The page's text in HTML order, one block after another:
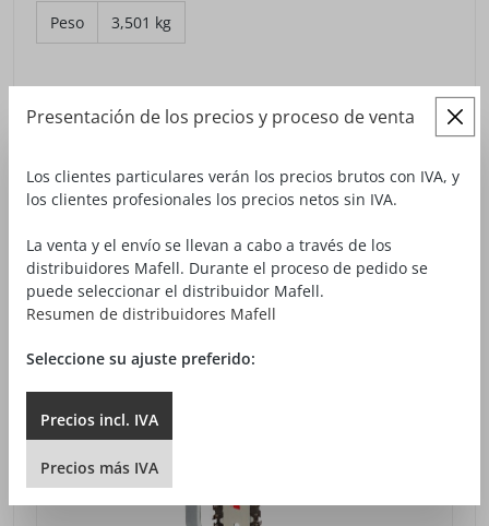
Peso 3,501 kg
ES UN ACCESORIO DE:
Presentación de los precios y proceso de venta
Los clientes particulares verán los precios brutos con IVA, y
los clientes profesionales los precios netos sin IVA.
La venta y el envío se llevan a cabo a través de los
distribuidores Mafell. Durante el proceso de pedido se
puede seleccionar el distribuidor Mafell.
Resumen de distribuidores Mafell
Seleccione su ajuste preferido:
Precios incl. IVA
Precios más IVA